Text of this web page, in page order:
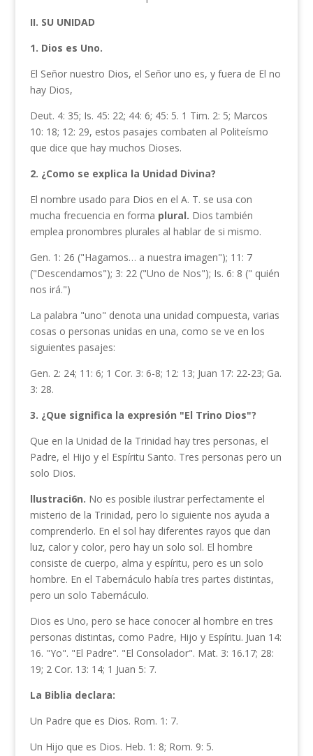
II. SU UNIDAD
1. Dios es Uno.
El Señor nuestro Dios, el Señor uno es, y fuera de El no
hay Dios,
Deut. 4: 35; Is. 45: 22; 44: 6; 45: 5. 1 Tim. 2: 5; Marcos
10: 18; 12: 29, estos pasajes combaten al Politeísmo
que dice que hay muchos Dioses.
2. ¿Como se explica la Unidad Divina?
El nombre usado para Dios en el A. T. se usa con
mucha frecuencia en forma plural. Dios también
emplea pronombres plurales al hablar de si mismo.
Gen. 1: 26 ("Hagamos… a nuestra imagen"); 11: 7
("Descenda­mos"); 3: 22 ("Uno de Nos"); Is. 6: 8 (" quién
nos irá.")
La palabra "uno" denota una unidad compuesta, varias
cosas o perso­nas unidas en una, como se ve en los
siguientes pasajes:
Gen. 2: 24; 11: 6; 1 Cor. 3: 6-8; 12: 13; Juan 17: 22-23; Ga.
3: 28.
3. ¿Que significa la expresión "El Trino Dios"?
Que en la Unidad de la Trinidad hay tres personas, el
Padre, el Hijo y el Espíritu Santo. Tres personas pero un
solo Dios.
llustraci6n. No es posible ilustrar perfectamente el
misterio de la Tri­nidad, pero lo siguiente nos ayuda a
comprenderlo. En el sol hay diferentes rayos que dan
luz, calor y color, pero hay un solo sol. El hombre
consiste de cuerpo, alma y espíritu, pero es un solo
hombre. En el Tabernáculo había tres partes distintas,
pero un solo Tabernáculo.
Dios es Uno, pero se hace conocer al hombre en tres
personas distin­tas, como Padre, Hijo y Espíritu. Juan 14:
16. "Yo". "El Padre". "El Consolador". Mat. 3: 16.17; 28:
19; 2 Cor. 13: 14; 1 Juan 5: 7.
La Biblia declara:
Un Padre que es Dios. Rom. 1: 7.
Un Hijo que es Dios. Heb. 1: 8; Rom. 9: 5.